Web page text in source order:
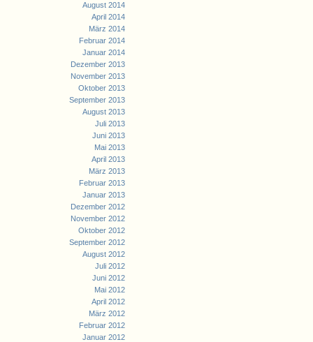
August 2014
April 2014
März 2014
Februar 2014
Januar 2014
Dezember 2013
November 2013
Oktober 2013
September 2013
August 2013
Juli 2013
Juni 2013
Mai 2013
April 2013
März 2013
Februar 2013
Januar 2013
Dezember 2012
November 2012
Oktober 2012
September 2012
August 2012
Juli 2012
Juni 2012
Mai 2012
April 2012
März 2012
Februar 2012
Januar 2012